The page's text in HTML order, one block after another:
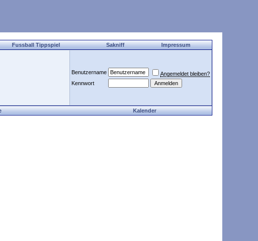
Fussball Tippspiel Sakniff Impressum
Benutzername
Angemeldet bleiben?
Kennwort
Kalender